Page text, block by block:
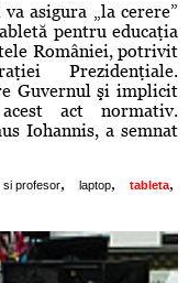
asigura „la cerere”
pentru educaţia
României, potrivit
Prezidenţiale.
Guvernul şi implicit
act normativ.
Iohannis, a semnat
si profesor, laptop, tableta,